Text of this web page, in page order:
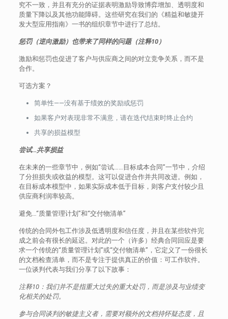
究不一致，并且有充分的证据表明激励导致博弈增加、透明度和
质量下降以及其他功能障碍。这些研究在我们的《精益和敏捷开
发大型应用指南》一书的组织章节中进行了总结。
惩罚（逆向激励）也带来了同样的问题（注释10）
激励和惩罚也促进了客户与供应商之间的对立竞争关系，而不是
合作。
可选方案？
简单性——没有基于绩效的奖励或惩罚
如果客户对表现非常不满意，请在迭代结束时终止合约
共享的损益模型
尝试…共享损益
在未来的一些章节中，例如“尝试……目标成本合同”一节中，介绍
了分担损失或收益的模型。这可以促进合作并共同改进。例如，
在目标成本模型中，如果实际成本低于目标，则客户支付较少且
供应商利润率较高。
避免…“质量管理计划”和“交付物清单”
传统的合同外包工作涉及低透明度和信任度，并且在某些软件完
成之前会有很长的延迟。对此的一个（许多）经典合同回应是要
求一个传统的“质量管理计划”或“交付物清单”，它定义了一份很长
的文档检查清单，而不是专注于提供真正的价值：可工作软件。
一位谈判代表与我们分享了以下故事：
注释10：我们并不是指重大过失的重大处罚，而是涉及与业绩变
化相关的处罚。
参与合同谈判的敏捷主义者，需要对额外的文档持怀疑态度，且